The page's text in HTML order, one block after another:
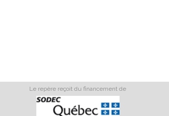
Le repère reçoit du financement de